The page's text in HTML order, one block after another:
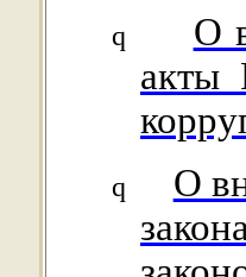
q
О
акты
q
О